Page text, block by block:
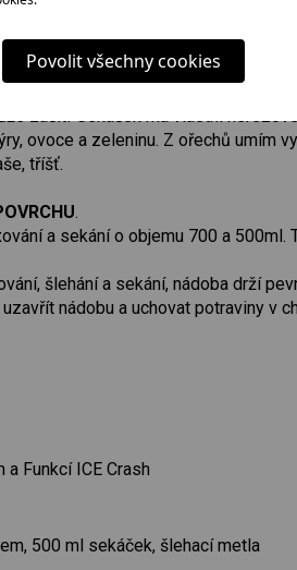
vyšlehám vaječné bílky,
Navíc šlehací metla je
začít! Sekáček má vlastní
ovoce a zeleninu. Z ořechů umím
tříšť.
.
a sekání o objemu 700 a
šlehání a sekání, nádoba drží
nádobu a uchovat potraviny v
Funkcí ICE Crash
500 ml sekáček, šlehací metla
Povolit všechny cookies